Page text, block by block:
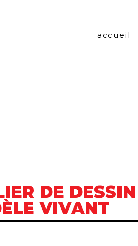
accueil
DE
VIVANT